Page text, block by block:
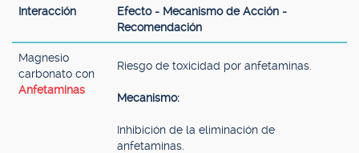
Interacción
Efecto - Mecanismo de Acción -
Recomendación
Magnesio
carbonato con
Anfetaminas
Riesgo de toxicidad por anfetaminas.
Mecanismo:
Inhibición de la eliminación de
anfetaminas.